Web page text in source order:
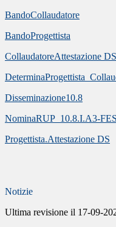
BandoCollaudatore
BandoProgettista
CollaudatoreAttestazione DS
Disseminazione10.8
NominaRUP_10.8.I.A3-
Progettista.Attestazione DS
Notizie
Ultima revisione il 17-09-